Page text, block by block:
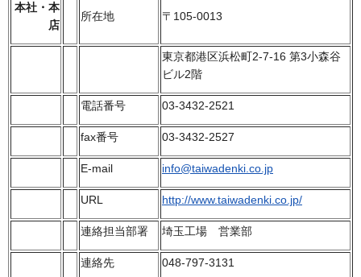
本社・本
店
所在地 〒105-0013
東京都港区浜松町2-7-16 第3小森谷
ビル2階
電話番号 03-3432-2521
fax番号 03-3432-2527
E-mail info@taiwadenki.co.jp
URL http://www.taiwadenki.co.jp/
連絡担当部署 埼玉工場 営業部
連絡先 048-797-3131